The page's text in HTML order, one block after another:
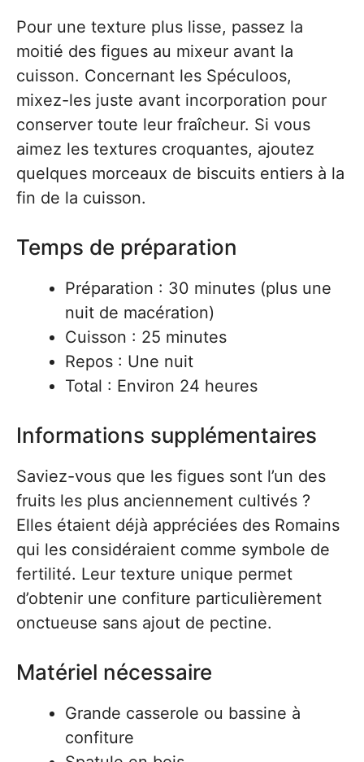
Pour une texture plus lisse, passez la
moitié des figues au mixeur avant la
cuisson. Concernant les Spéculoos,
mixez-les juste avant incorporation pour
conserver toute leur fraîcheur. Si vous
aimez les textures croquantes, ajoutez
quelques morceaux de biscuits entiers à la
fin de la cuisson.
Temps de préparation
Préparation : 30 minutes (plus une
nuit de macération)
Cuisson : 25 minutes
Repos : Une nuit
Total : Environ 24 heures
Informations supplémentaires
Saviez-vous que les figues sont l’un des
fruits les plus anciennement cultivés ?
Elles étaient déjà appréciées des Romains
qui les considéraient comme symbole de
fertilité. Leur texture unique permet
d’obtenir une confiture particulièrement
onctueuse sans ajout de pectine.
Matériel nécessaire
Grande casserole ou bassine à
confiture